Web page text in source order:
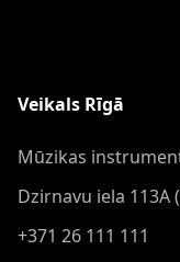
Veikals Rīgā
Mūzikas
Dzirnavu iela 113A
+371 26 111 111